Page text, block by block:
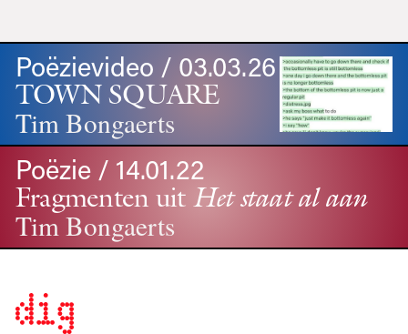
Poëzievideo / 03.03.26
TOWN SQUARE
Tim Bongaerts
Poëzie / 14.01.22
Fragmenten uit Het staat al aan
Tim Bongaerts